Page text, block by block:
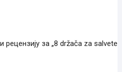
рецензију за „8 držača za salvete